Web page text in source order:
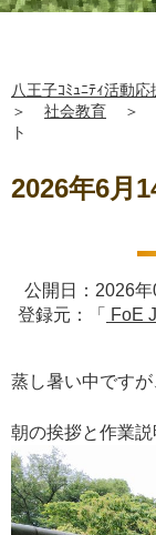
八王子ｺﾐｭﾆﾃｨ活動
＞
社会教育 ＞
ト
2026年6月
公開日：2026
登録元：「
FoE
蒸し暑い中ですが
朝の挨拶と作業説